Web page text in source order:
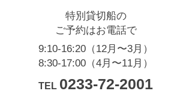
特別貸切船の
ご予約はお電話で
9:10-16:20（12月〜3月）
8:30-17:00（4月〜11月）
TEL 0233-72-2001